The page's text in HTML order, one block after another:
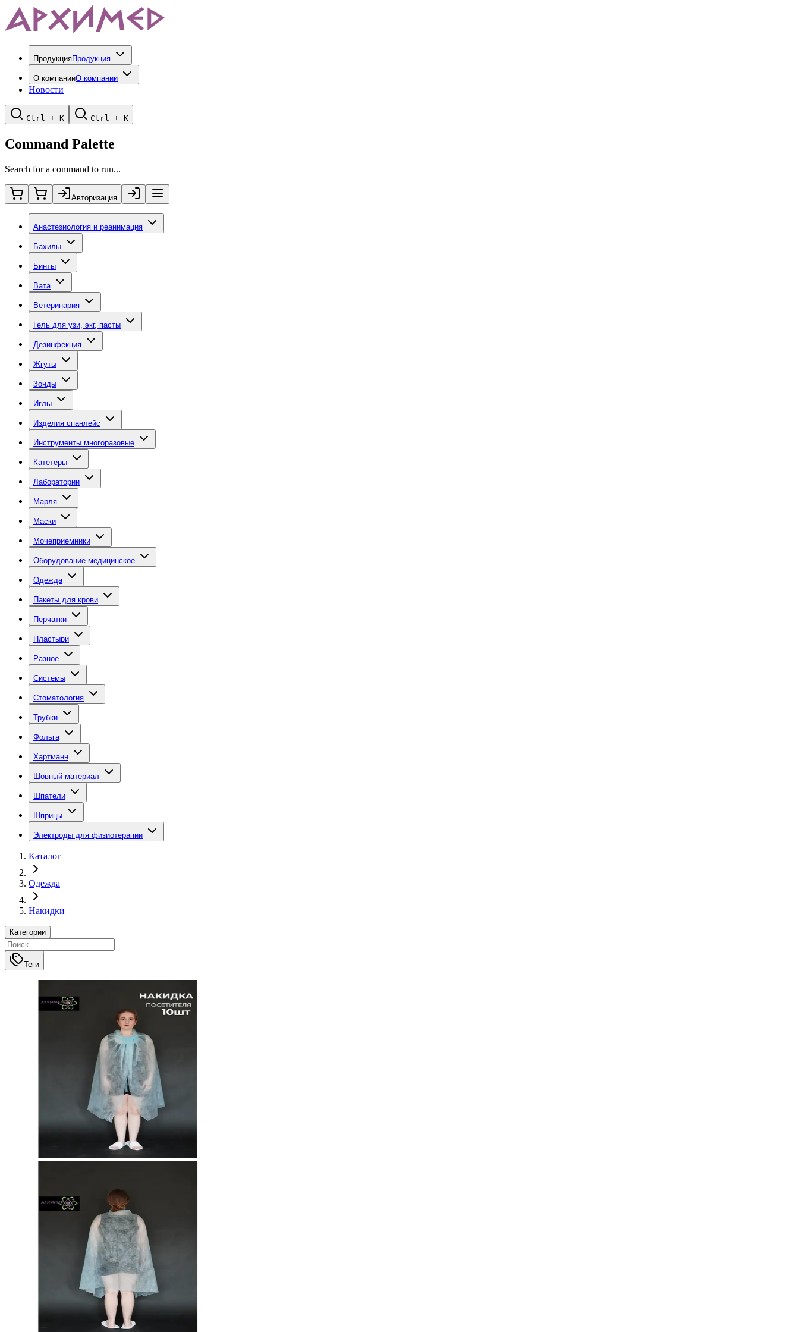
ПродукцияПродукция
О компанииО компании
Новости
Ctrl + K Ctrl + K
Command Palette
Search for a command to run...
Авторизация
Анастезиология и реанимация
Бахилы
Бинты
Вата
Ветеринария
Гель для узи, экг, пасты
Дезинфекция
Жгуты
Зонды
Иглы
Изделия спанлейс
Инструменты многоразовые
Катетеры
Лаборатории
Марля
Маски
Мочеприемники
Оборудование медицинское
Одежда
Пакеты для крови
Перчатки
Пластыри
Разное
Системы
Стоматология
Трубки
Фольга
Хартманн
Шовный материал
Шпатели
Шприцы
Электроды для физиотерапии
Каталог
Одежда
Накидки
Категории
Теги